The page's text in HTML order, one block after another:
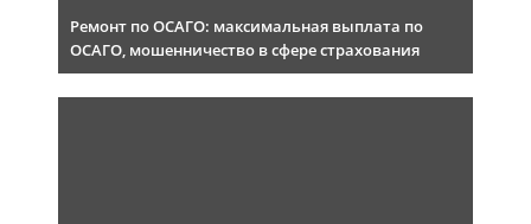
Ремонт по ОСАГО: максимальная выплата по
ОСАГО, мошенничество в сфере страхования